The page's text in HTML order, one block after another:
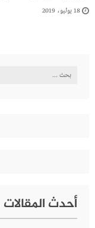
18 يوليو، 2019
البحث
أحدث المقالات